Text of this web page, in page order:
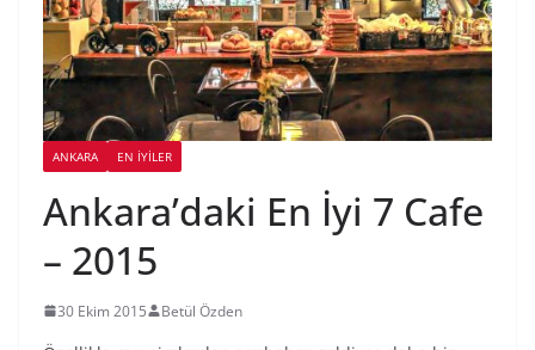
ANKARA EN İYILER
Ankara’daki En İyi 7 Cafe
– 2015
30 Ekim 2015 Betül Özden